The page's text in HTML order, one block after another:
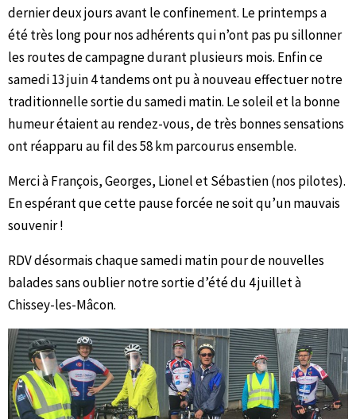
dernier deux jours avant le confinement. Le printemps a
été très long pour nos adhérents qui n’ont pas pu sillonner
les routes de campagne durant plusieurs mois. Enfin ce
samedi 13 juin 4 tandems ont pu à nouveau effectuer notre
traditionnelle sortie du samedi matin. Le soleil et la bonne
humeur étaient au rendez-vous, de très bonnes sensations
ont réapparu au fil des 58 km parcourus ensemble.
Merci à François, Georges, Lionel et Sébastien (nos pilotes).
En espérant que cette pause forcée ne soit qu’un mauvais
souvenir !
RDV désormais chaque samedi matin pour de nouvelles
balades sans oublier notre sortie d’été du 4 juillet à
Chissey-les-Mâcon.